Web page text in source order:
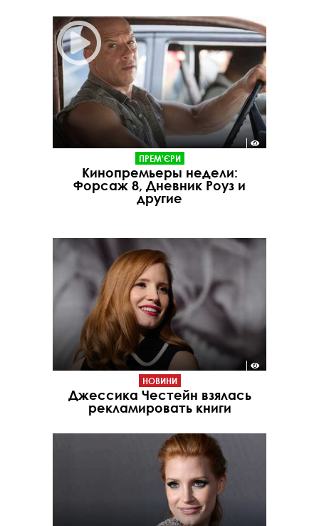
ПРЕМ'ЄРИ
Кинопремьеры недели:
Форсаж 8, Дневник Роуз и
другие
НОВИНИ
Джессика Честейн взялась
рекламировать книги